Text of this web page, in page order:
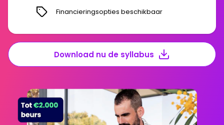
Financieringsopties beschikbaar
Download nu de syllabus